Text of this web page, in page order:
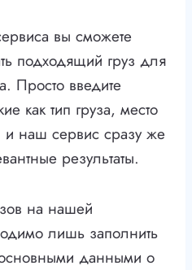
вы сможете
подходящий груз для
Просто введите
как тип груза, место
и наш сервис сразу же
результаты.
на нашей
лишь заполнить
данными о